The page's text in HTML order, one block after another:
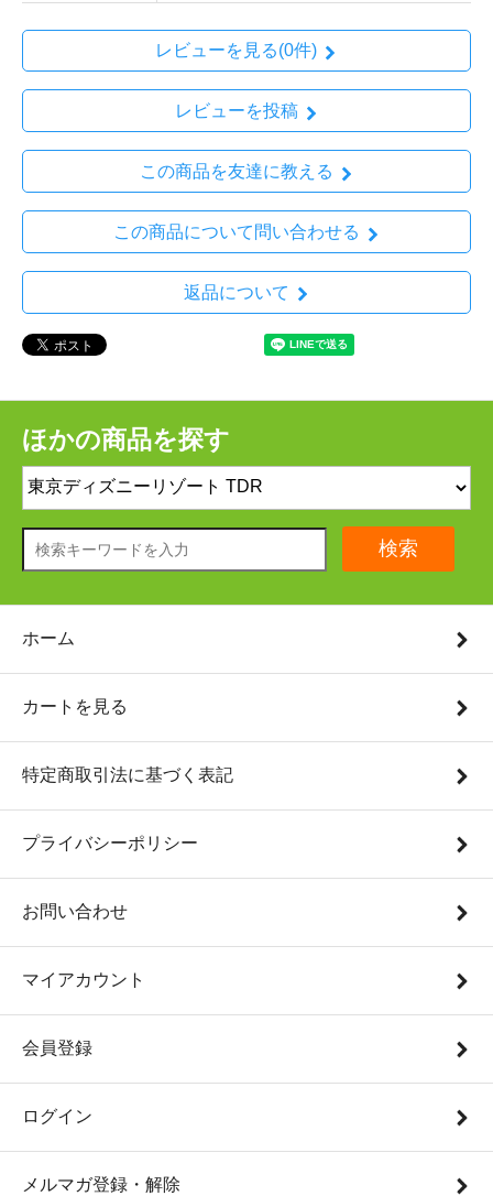
レビューを見る(0件)
レビューを投稿
この商品を友達に教える
この商品について問い合わせる
返品について
ほかの商品を探す
検索
ホーム
カートを見る
特定商取引法に基づく表記
プライバシーポリシー
お問い合わせ
マイアカウント
会員登録
ログイン
メルマガ登録・解除